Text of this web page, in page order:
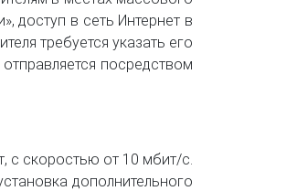
доступ в сеть Интернет в
требуется указать его
посредством
с скоростью от 10 мбит/с.
дополнительного